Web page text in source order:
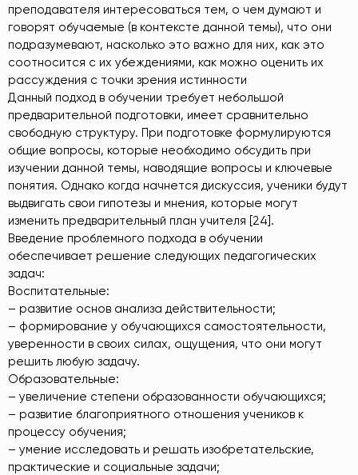
преподавателя интересоваться тем, о чем думают и
говорят обучаемые (в контексте данной темы), что они
подразумевают, насколько это важно для них, как это
соотносится с их убеждениями, как можно оценить их
рассуждения с точки зрения истинности
Данный подход в обучении требует небольшой
предварительной подготовки, имеет сравнительно
свободную структуру. При подготовке формулируются
общие вопросы, которые необходимо обсудить при
изучении данной темы, наводящие вопросы и ключевые
понятия. Однако когда начнется дискуссия, ученики будут
выдвигать свои гипотезы и мнения, которые могут
изменить предварительный план учителя [24].
Введение проблемного подхода в обучении
обеспечивает решение следующих педагогических
задач:
Воспитательные:
– развитие основ анализа действительности;
– формирование у обучающихся самостоятельности,
уверенности в своих силах, ощущения, что они могут
решить любую задачу.
Образовательные:
– увеличение степени образованности обучающихся;
– развитие благоприятного отношения учеников к
процессу обучения;
– умение исследовать и решать изобретательские,
практические и социальные задачи;